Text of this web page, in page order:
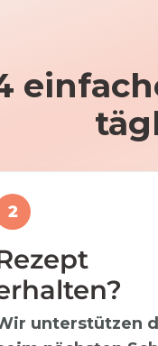
2
unterstützen